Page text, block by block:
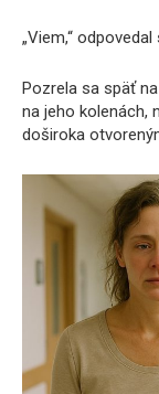
„Viem,“
Pozrela sa späť
na jeho kolenách,
doširoka